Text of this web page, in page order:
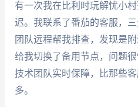
有一次我在比利时玩解忧小
迟。我联系了番茄的客服，
团队远程帮我排查，发现是
给我切换了备用节点，问题
技术团队实时保障，比那些
多。